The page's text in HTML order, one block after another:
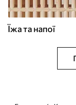
Їжа та напої